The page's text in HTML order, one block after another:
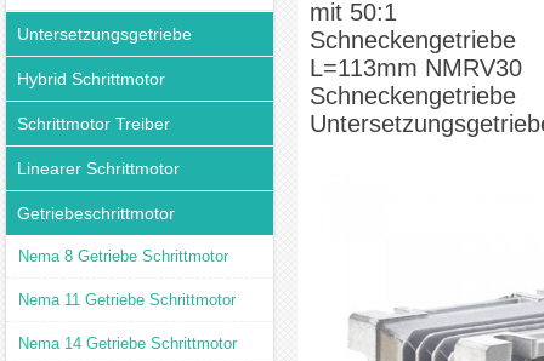
Untersetzungsgetriebe
Hybrid Schrittmotor
Schrittmotor Treiber
Linearer Schrittmotor
Getriebeschrittmotor
Nema 8 Getriebe Schrittmotor
Nema 11 Getriebe Schrittmotor
Nema 14 Getriebe Schrittmotor
mit 50:1
Schneckengetriebe
L=113mm NMRV30
Schneckengetriebe